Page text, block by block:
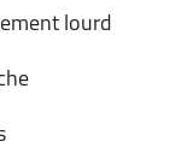
lourd